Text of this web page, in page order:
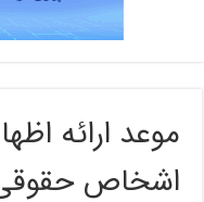
موعد ارائه
اشخاص